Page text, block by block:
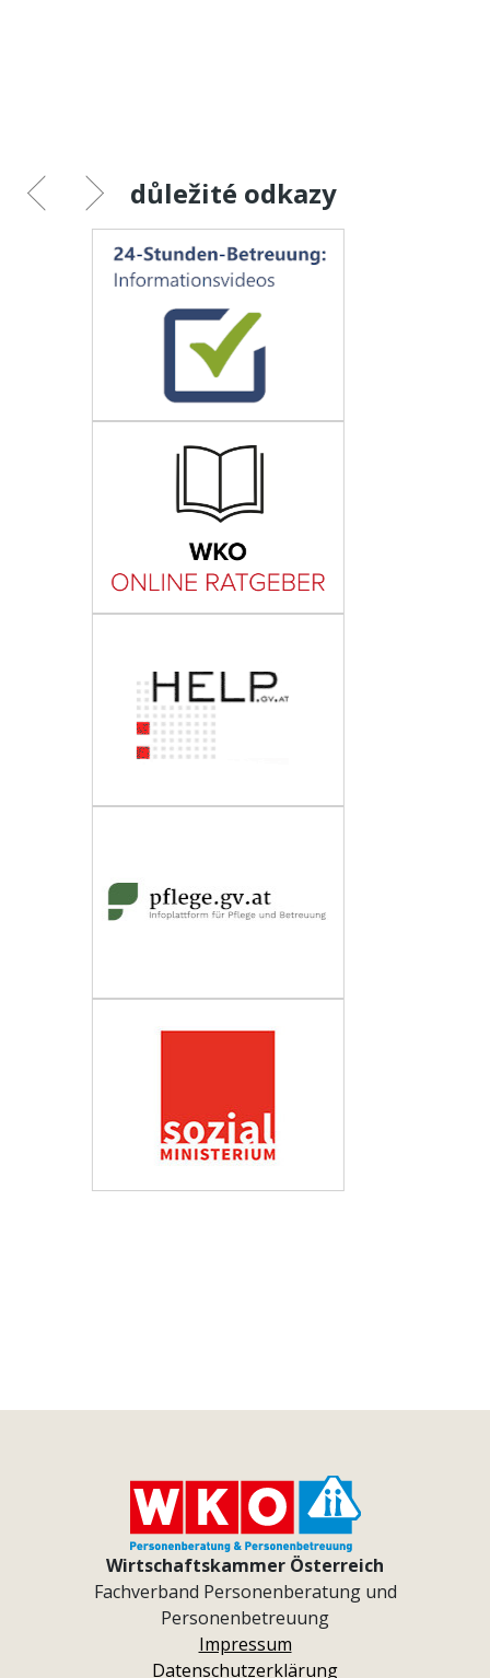
důležité odkazy
Personenbetreuung
Barrierefreiheit